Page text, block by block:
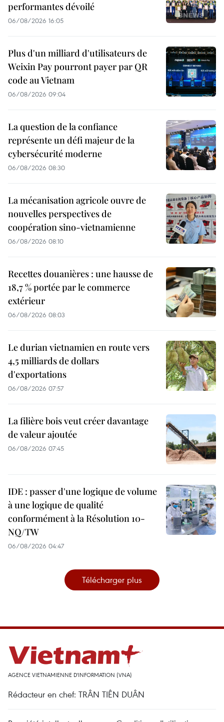
performantes dévoilé
06/08/2026 16:05
Plus d'un milliard d'utilisateurs de
Weixin Pay pourront payer par QR
code au Vietnam
06/08/2026 09:04
La question de la confiance
représente un défi majeur de la
cybersécurité moderne
06/08/2026 08:30
La mécanisation agricole ouvre de
nouvelles perspectives de
coopération sino-vietnamienne
06/08/2026 08:10
Recettes douanières : une hausse de
18,7 % portée par le commerce
extérieur
06/08/2026 08:03
Le durian vietnamien en route vers
4,5 milliards de dollars
d'exportations
06/08/2026 07:57
La filière bois veut créer davantage
de valeur ajoutée
06/08/2026 07:45
IDE : passer d'une logique de volume
à une logique de qualité
conformément à la Résolution 10-
NQ/TW
06/08/2026 04:47
Télécharger plus
AGENCE VIETNAMIENNE D'INFORMATION (VNA)
Rédacteur en chef: TRÂN TIÊN DUÂN